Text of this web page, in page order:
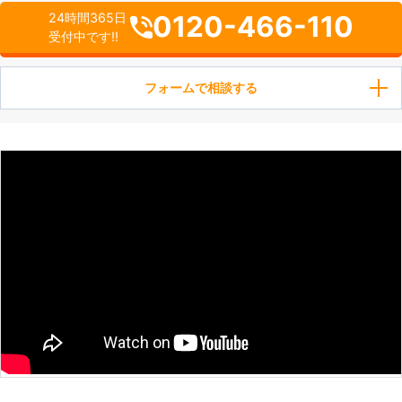
24時間365日
受付中です!!
0120-466-110
フォームで相談する